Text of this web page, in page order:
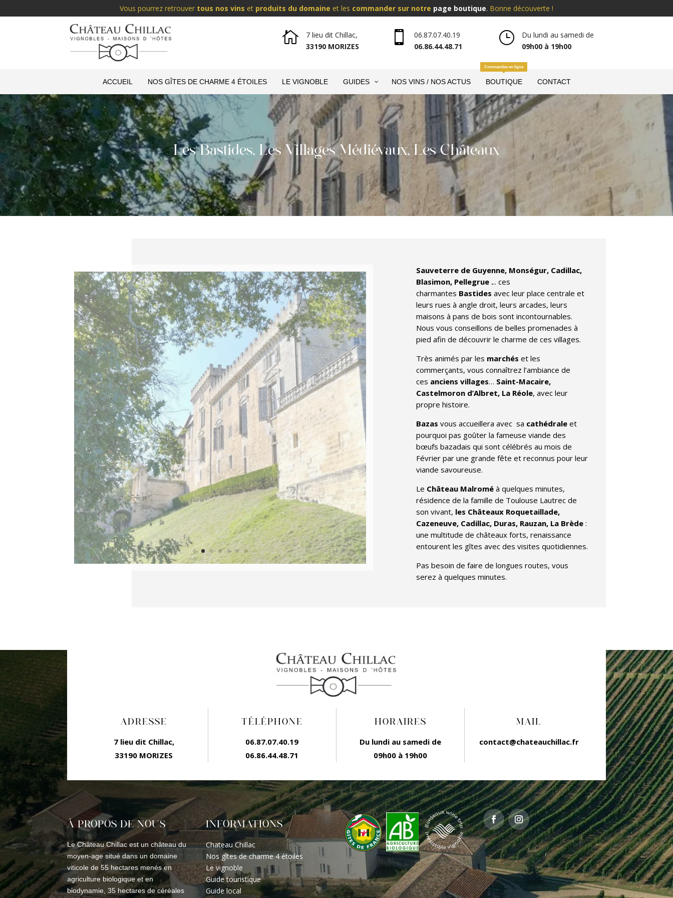
Vous pourrez retrouver tous nos vins et produits du domaine et les commander sur notre page boutique. Bonne découverte !

7 lieu dit Chillac,
33190 MORIZES

06.87.07.40.19
06.86.44.48.71
}
Du lundi au samedi de
09h00 à 19h00
ACCUEIL NOS GÎTES DE CHARME 4 ÉTOILES LE VIGNOBLE GUIDES NOS VINS / NOS ACTUS BOUTIQUE
Commandes en ligne
CONTACT
Les Bastides, Les Villages Médiévaux, Les Châteaux
Sauveterre de Guyenne, Monségur, Cadillac,
Blasimon, Pellegrue ... ces
charmantes Bastides avec leur place centrale et
leurs rues à angle droit, leurs arcades, leurs
maisons à pans de bois sont incontournables.
Nous vous conseillons de belles promenades à
pied afin de découvrir le charme de ces villages.
Très animés par les marchés et les
commerçants, vous connaîtrez l’ambiance de
ces anciens villages… Saint-Macaire,
Castelmoron d’Albret, La Réole, avec leur
propre histoire.
Bazas vous accueillera avec sa cathédrale et
pourquoi pas goûter la fameuse viande des
bœufs bazadais qui sont célébrés au mois de
Février par une grande fête et reconnus pour leur
viande savoureuse.
Le Château Malromé à quelques minutes,
résidence de la famille de Toulouse Lautrec de
son vivant, les Châteaux Roquetaillade,
Cazeneuve, Cadillac, Duras, Rauzan, La Brède :
une multitude de châteaux forts, renaissance
entourent les gîtes avec des visites quotidiennes.
Pas besoin de faire de longues routes, vous
serez à quelques minutes.
ADRESSE
7 lieu dit Chillac,
33190 MORIZES
TÉLÉPHONE
06.87.07.40.19
06.86.44.48.71
HORAIRES
Du lundi au samedi de
09h00 à 19h00
MAIL
contact@chateauchillac.fr
À PROPOS DE NOUS
Le Château Chillac est un château du
moyen-age situé dans un domaine
viticole de 55 hectares menés en
agriculture biologique et en
biodynamie, 35 hectares de céréales
INFORMATIONS
Chateau Chillac
Nos gîtes de charme 4 étoiles
Le vignoble
Guide touristique
Guide local